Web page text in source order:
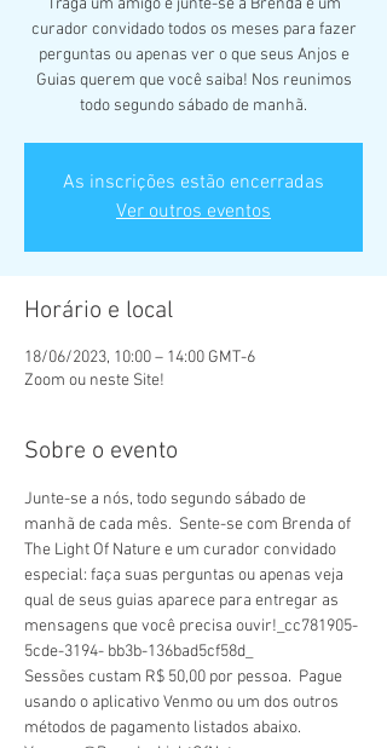
Traga um amigo e junte-se a Brenda e um
curador convidado todos os meses para fazer
perguntas ou apenas ver o que seus Anjos e
Guias querem que você saiba! Nos reunimos
todo segundo sábado de manhã.
As inscrições estão encerradas
Ver outros eventos
Horário e local
18/06/2023, 10:00 – 14:00 GMT-6
Zoom ou neste Site!
Sobre o evento
Junte-se a nós, todo segundo sábado de
manhã de cada mês.  Sente-se com Brenda of
The Light Of Nature e um curador convidado
especial: faça suas perguntas ou apenas veja
qual de seus guias aparece para entregar as
mensagens que você precisa ouvir!_cc781905-
5cde-3194- bb3b-136bad5cf58d_
Sessões custam R$ 50,00 por pessoa.  Pague
usando o aplicativo Venmo ou um dos outros
métodos de pagamento listados abaixo.